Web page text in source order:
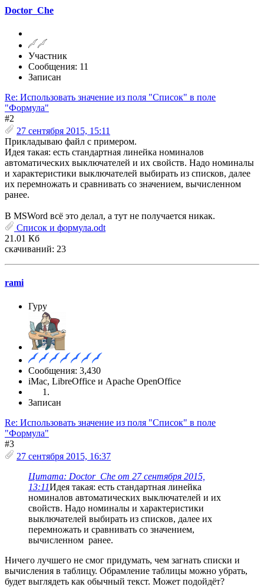
Doctor_Che
Участник
Сообщения: 11
Записан
Re: Использовать значение из поля "Список" в поле
"Формула"
#2
27 сентября 2015, 15:11
Прикладываю файл с примером.
Идея такая: есть стандартная линейка номиналов
автоматических выключателей и их свойств. Надо номиналы
и характеристики выключателей выбирать из списков, далее
их перемножать и сравнивать со значением, вычисленном
ранее.
В MSWord всё это делал, а тут не получается никак.
Список и формула.odt
21.01 Кб
скачиваний: 23
rami
Гуру
Сообщения: 3,430
iMac, LibreOffice и Apache OpenOffice
Записан
Re: Использовать значение из поля "Список" в поле
"Формула"
#3
27 сентября 2015, 16:37
Цитата: Doctor_Che от 27 сентября 2015,
13:11Идея такая: есть стандартная линейка
номиналов автоматических выключателей и их
свойств. Надо номиналы и характеристики
выключателей выбирать из списков, далее их
перемножать и сравнивать со значением,
вычисленном ранее.
Ничего лучшего не смог придумать, чем загнать списки и
вычисления в таблицу. Обрамление таблицы можно убрать,
будет выглядеть как обычный текст. Может подойдёт?